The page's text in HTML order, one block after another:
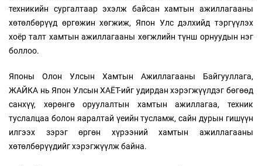
техникийн сургалтаар эхэлж байсан хамтын ажиллагааны
хөтөлбөрүүд өргөжин хөгжиж, Япон Улс дэлхийд тэргүүлэх
хоёр талт хамтын ажиллагааны хөгжлийн түнш орнуудын нэг
боллоо.
Японы Олон Улсын Хамтын Ажиллагааны Байгууллага,
ЖАЙКА нь Япон Улсын ХАЁТ-ийг удирдан хэрэгжүүлдэг бөгөөд
санхүү, хөрөнгө оруулалтын хамтын ажиллагаа, техник
туслалцаа болон яаралтай үеийн тусламж, сайн дурын гишүүн
илгээх зэрэг өргөн хүрээний хамтын ажиллагааны
хөтөлбөрүүдийг хэрэгжүүлж байна.